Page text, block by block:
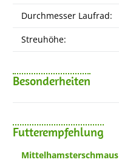
Durchmesser Laufrad:
Streuhöhe:
Besonderheiten
Futterempfehlung
Mittelhamsterschmaus